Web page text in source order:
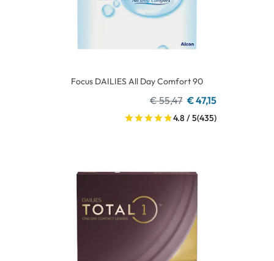
Focus DAILIES All Day Comfort 90
€ 55,47 € 47,15
4.8 / 5(435)